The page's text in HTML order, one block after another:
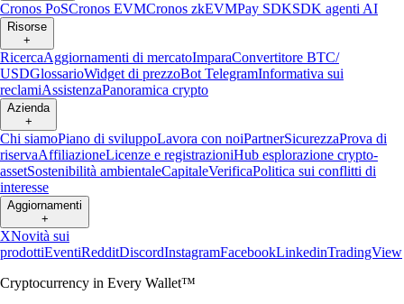
Cronos PoSCronos EVMCronos zkEVMPay SDKSDK agenti AI
Risorse
+
RicercaAggiornamenti di mercatoImparaConvertitore BTC/
USDGlossarioWidget di prezzoBot TelegramInformativa sui
reclamiAssistenzaPanoramica crypto
Azienda
+
Chi siamoPiano di sviluppoLavora con noiPartnerSicurezzaProva di
riservaAffiliazioneLicenze e registrazioniHub esplorazione crypto-
assetSostenibilità ambientaleCapitaleVerificaPolitica sui conflitti di
interesse
Aggiornamenti
+
XNovità sui
prodottiEventiRedditDiscordInstagramFacebookLinkedinTradingView
Cryptocurrency in Every Wallet™